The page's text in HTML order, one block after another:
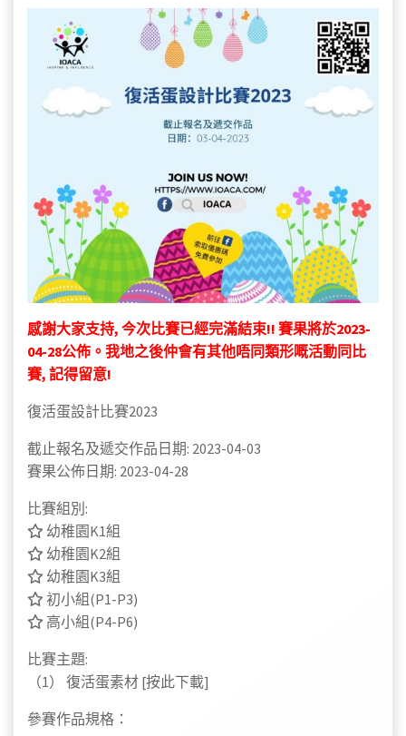
感謝大家支持, 今次比賽已經完滿結束!! 賽果將於2023-
04-28公佈。我地之後仲會有其他唔同類形嘅活動同比
賽, 記得留意!
復活蛋設計比賽2023
截止報名及遞交作品日期: 2023-04-03
賽果公佈日期: 2023-04-28
比賽組別:
幼稚園K1組
幼稚園K2組
幼稚園K3組
初小組(P1-P3)
高小組(P4-P6)
比賽主題:
（1） 復活蛋素材 [按此下載]
參賽作品規格：